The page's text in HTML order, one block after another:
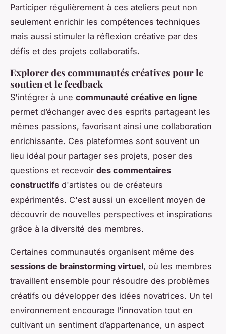
Participer régulièrement à ces ateliers peut non
seulement enrichir les compétences techniques
mais aussi stimuler la réflexion créative par des
défis et des projets collaboratifs.
Explorer des communautés créatives pour le
soutien et le feedback
S'intégrer à une communauté créative en ligne
permet d’échanger avec des esprits partageant les
mêmes passions, favorisant ainsi une collaboration
enrichissante. Ces plateformes sont souvent un
lieu idéal pour partager ses projets, poser des
questions et recevoir des commentaires
constructifs d'artistes ou de créateurs
expérimentés. C'est aussi un excellent moyen de
découvrir de nouvelles perspectives et inspirations
grâce à la diversité des membres.
Certaines communautés organisent même des
sessions de brainstorming virtuel, où les membres
travaillent ensemble pour résoudre des problèmes
créatifs ou développer des idées novatrices. Un tel
environnement encourage l'innovation tout en
cultivant un sentiment d’appartenance, un aspect